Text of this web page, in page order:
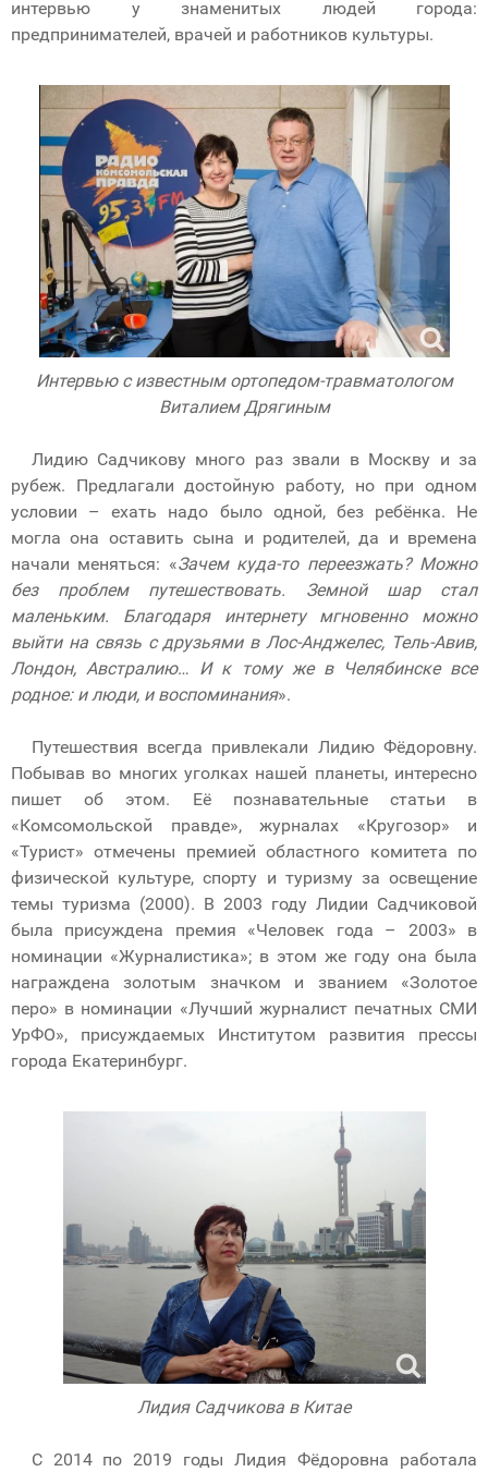
интервью у знаменитых людей города:
предпринимателей, врачей и работников культуры.
Интервью с известным ортопедом-травматологом
Виталием Дрягиным
Лидию Садчикову много раз звали в Москву и за
рубеж. Предлагали достойную работу, но при одном
условии – ехать надо было одной, без ребёнка. Не
могла она оставить сына и родителей, да и времена
начали меняться: «Зачем куда-то переезжать? Можно
без проблем путешествовать. Земной шар стал
маленьким. Благодаря интернету мгновенно можно
выйти на связь с друзьями в Лос-Анджелес, Тель-Авив,
Лондон, Австралию… И к тому же в Челябинске все
родное: и люди, и воспоминания».
Путешествия всегда привлекали Лидию Фёдоровну.
Побывав во многих уголках нашей планеты, интересно
пишет об этом. Её познавательные статьи в
«Комсомольской правде», журналах «Кругозор» и
«Турист» отмечены премией областного комитета по
физической культуре, спорту и туризму за освещение
темы туризма (2000). В 2003 году Лидии Садчиковой
была присуждена премия «Человек года – 2003» в
номинации «Журналистика»; в этом же году она была
награждена золотым значком и званием «Золотое
перо» в номинации «Лучший журналист печатных СМИ
УрФО», присуждаемых Институтом развития прессы
города Екатеринбург.
Лидия Садчикова в Китае
С 2014 по 2019 годы Лидия Фёдоровна работала